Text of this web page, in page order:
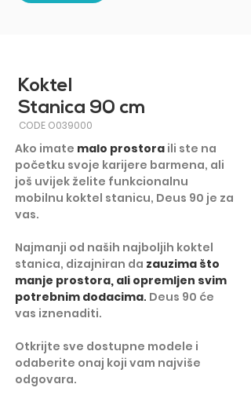
Koktel
Stanica 90 cm
CODE O039000
Ako imate malo prostora ili ste na
početku svoje karijere barmena, ali
još uvijek želite funkcionalnu
mobilnu koktel stanicu, Deus 90 je za
vas.
Najmanji od naših najboljih koktel
stanica, dizajniran da zauzima što
manje prostora, ali opremljen svim
potrebnim dodacima. Deus 90 će
vas iznenaditi.
Otkrijte sve dostupne modele i
odaberite onaj koji vam najviše
odgovara.​